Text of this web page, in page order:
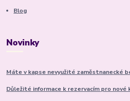
Blog
Novinky
Máte v kapse nevyužité zaměstnanecké
Důležité informace k rezervacím pro nové